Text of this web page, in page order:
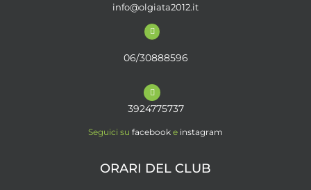
info@olgiata2012.it
06/30888596
3924775737
Seguici su facebook e instagram
ORARI DEL CLUB